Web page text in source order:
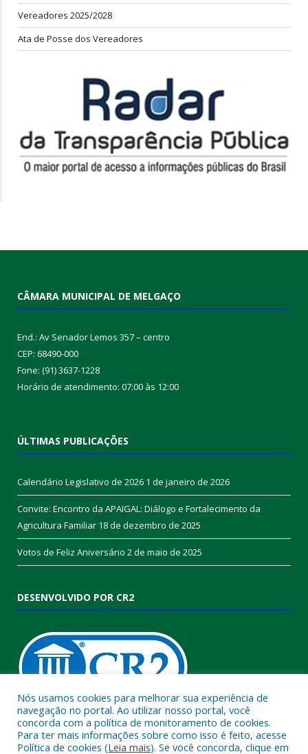
Vereadores 2025/2028
Ata de Posse dos Vereadores
CÂMARA MUNICIPAL DE MELGAÇO
End.: Av Senador Lemos 357 – centro
CEP: 68490-000
Fone: (91) 3637-1228
Horário de atendimento: 07:00 às 12:00
ÚLTIMAS PUBLICAÇÕES
Calendário Legislativo de 2026 1 de janeiro de 2026
Convite: Encontro da APAIGAL: Diálogo e Fortalecimento da
Agricultura Familiar 18 de dezembro de 2025
Votos de Feliz Aniversário 2 de maio de 2025
DESENVOLVIDO POR CR2
Muito mais quecriar siteousistema para prefeituras!
Realizamos umaassessoriacompleta, onde garantimos em
Nós usamos cookies para melhorar sua experiência de
navegação no portal. Ao utilizar nosso portal, você
concorda com a política de monitoramento de cookies.
Para ter mais informações sobre como isso é feito, acesse
Política de cookies (Leia mais). Se você concorda, clique em